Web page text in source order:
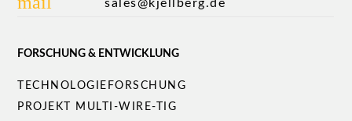
sales@kjellberg.de
FORSCHUNG & ENTWICKLUNG
Navigation
überspringen
TECHNOLOGIEFORSCHUNG
PROJEKT MULTI-WIRE-TIG